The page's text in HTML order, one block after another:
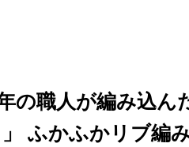
の職人が編み込
」 ふかふかリブ